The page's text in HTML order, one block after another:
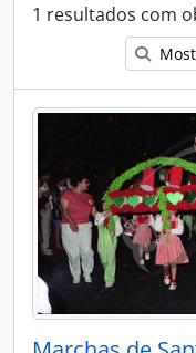
1 resultados com